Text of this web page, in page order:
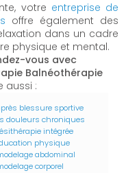
votre entreprise de
offre également des
dans un cadre
physique et mental.
vous avec
Balnéothérapie
aussi :
blessure sportive
douleurs chroniques
intégrée
physique
abdominal
corporel